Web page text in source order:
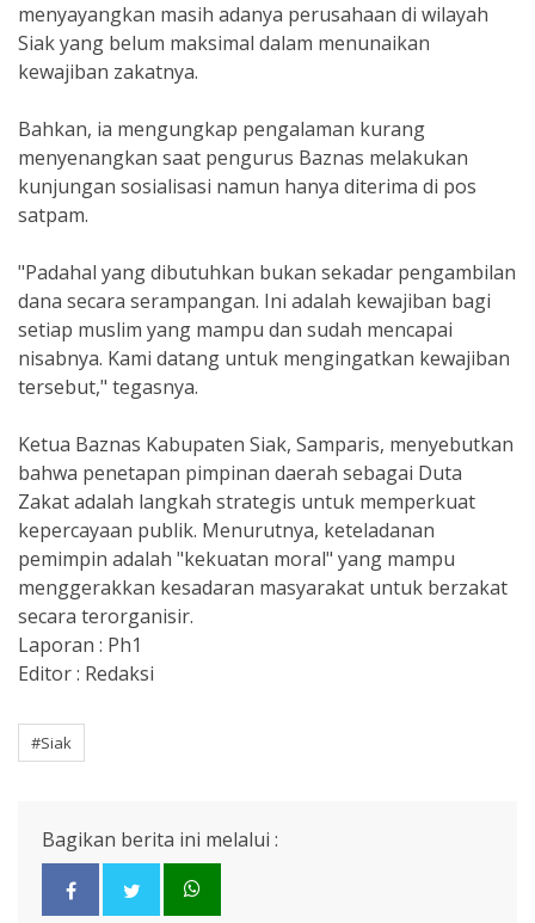
menyayangkan masih adanya perusahaan di wilayah
Siak yang belum maksimal dalam menunaikan
kewajiban zakatnya.
​Bahkan, ia mengungkap pengalaman kurang
menyenangkan saat pengurus Baznas melakukan
kunjungan sosialisasi namun hanya diterima di pos
satpam.
"Padahal yang dibutuhkan bukan sekadar pengambilan
dana secara serampangan. Ini adalah kewajiban bagi
setiap muslim yang mampu dan sudah mencapai
nisabnya. Kami datang untuk mengingatkan kewajiban
tersebut," tegasnya.
​Ketua Baznas Kabupaten Siak, Samparis, menyebutkan
bahwa penetapan pimpinan daerah sebagai Duta
Zakat adalah langkah strategis untuk memperkuat
kepercayaan publik. Menurutnya, keteladanan
pemimpin adalah "kekuatan moral" yang mampu
menggerakkan kesadaran masyarakat untuk berzakat
secara terorganisir.
Laporan : Ph1
Editor : Redaksi
#Siak
Bagikan berita ini melalui :